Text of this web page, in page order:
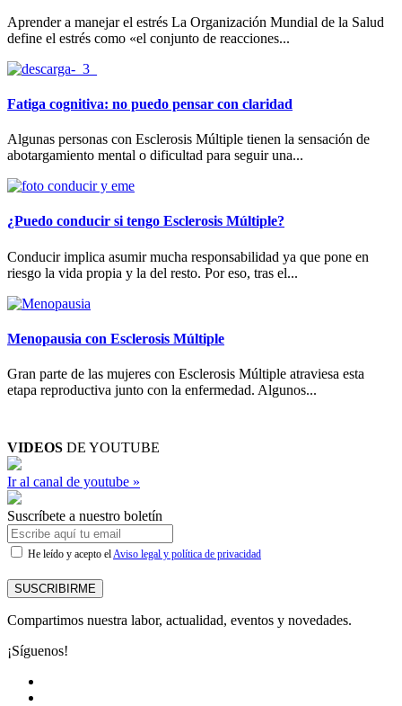
Aprender a manejar el estrés La Organización Mundial de la Salud
define el estrés como «el conjunto de reacciones...
Fatiga cognitiva: no puedo pensar con claridad
Algunas personas con Esclerosis Múltiple tienen la sensación de
abotargamiento mental o dificultad para seguir una...
¿Puedo conducir si tengo Esclerosis Múltiple?
Conducir implica asumir mucha responsabilidad ya que pone en
riesgo la vida propia y la del resto. Por eso, tras el...
Menopausia con Esclerosis Múltiple
Gran parte de las mujeres con Esclerosis Múltiple atraviesa esta
etapa reproductiva junto con la enfermedad. Algunos...
VIDEOS DE YOUTUBE
Ir al canal de youtube »
Suscríbete a nuestro boletín
He leído y acepto elAviso legal y política de privacidad
SUSCRIBIRME
Compartimos nuestra labor, actualidad, eventos y novedades.
¡Síguenos!